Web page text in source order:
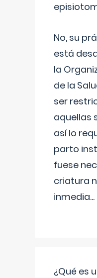
No, su
está
la
de la
ser
aquellas
así lo
parto
fuese
criatura
inmedia...
¿Qué es